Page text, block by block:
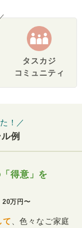
タスカジ
コミュニティ
！／
例
得意」を
20万円〜
て 、色々なご家庭